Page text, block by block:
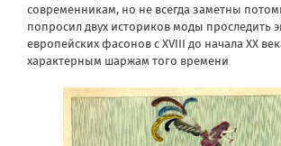
современникам, но не всегда заметны
попросил двух историков моды проследить
европейских фасонов с XVIII до начала XX
характерным шаржам того времени